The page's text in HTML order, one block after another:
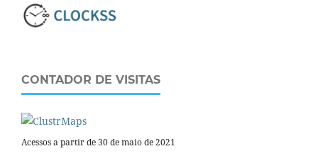
CONTADOR DE VISITAS
Acessos a partir de 30 de maio de 2021